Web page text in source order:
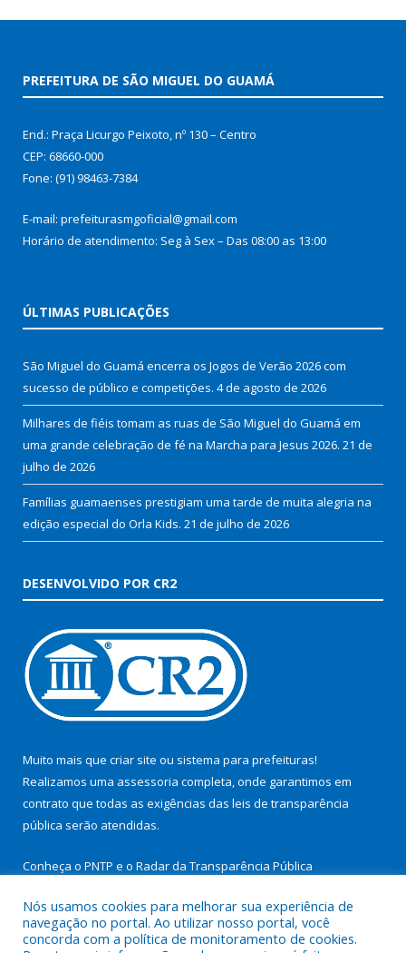
PREFEITURA DE SÃO MIGUEL DO GUAMÁ
End.: Praça Licurgo Peixoto, nº 130 – Centro
CEP: 68660-000
Fone: (91) 98463-7384
E-mail: prefeiturasmgoficial@gmail.com
Horário de atendimento: Seg à Sex – Das 08:00 as 13:00
ÚLTIMAS PUBLICAÇÕES
São Miguel do Guamá encerra os Jogos de Verão 2026 com
sucesso de público e competições. 4 de agosto de 2026
Milhares de fiéis tomam as ruas de São Miguel do Guamá em
uma grande celebração de fé na Marcha para Jesus 2026. 21 de
julho de 2026
Famílias guamaenses prestigiam uma tarde de muita alegria na
edição especial do Orla Kids. 21 de julho de 2026
DESENVOLVIDO POR CR2
Muito mais que criar site ou sistema para prefeituras!
Realizamos uma assessoria completa, onde garantimos em
contrato que todas as exigências das leis de transparência
pública serão atendidas.
Conheça o PNTP e o Radar da Transparência Pública
Nós usamos cookies para melhorar sua experiência de
navegação no portal. Ao utilizar nosso portal, você
concorda com a política de monitoramento de cookies.